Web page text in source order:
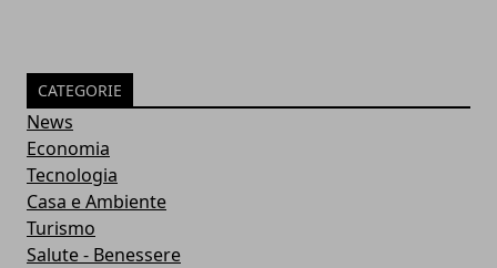
CATEGORIE
News
Economia
Tecnologia
Casa e Ambiente
Turismo
Salute - Benessere